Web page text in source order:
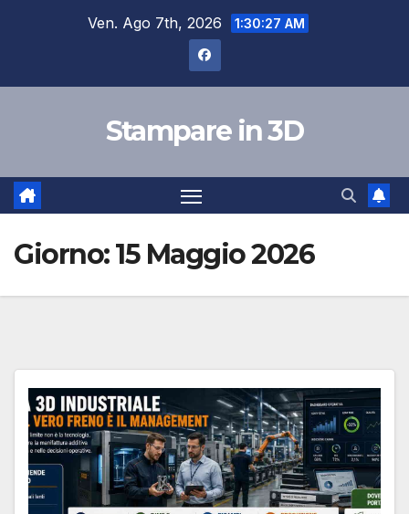
Ven. Ago 7th, 2026 1:30:29 AM
Stampare in 3D
Giorno:15 Maggio 2026